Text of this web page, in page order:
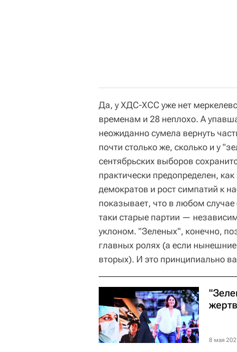
Да, у ХДС-ХСС уже нет
временам и 28 неплохо. А
неожиданно сумела вернуть
почти столько же, сколько и у
сентябрьских выборов
практически предопределен,
демократов и рост симпатий к
показывает, что в любом
таки старые партии —
уклоном. "Зеленых", конечно,
главных ролях (а если
вторых). И это принципиально
8 мая